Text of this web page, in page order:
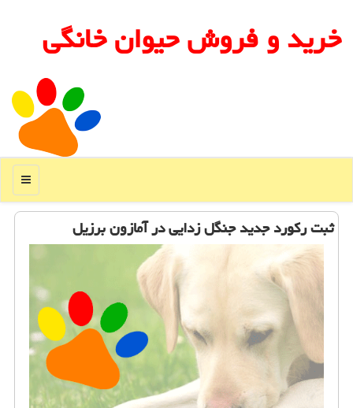
خرید و فروش حیوان خانگی
منو
ثبت ركورد جدید جنگل زدایی در آمازون برزیل